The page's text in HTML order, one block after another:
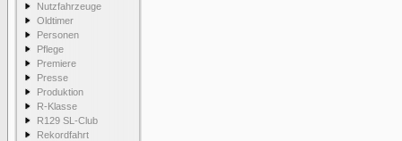
Nutzfahrzeuge
Oldtimer
Personen
Pflege
Premiere
Presse
Produktion
R-Klasse
R129 SL-Club
Rekordfahrt